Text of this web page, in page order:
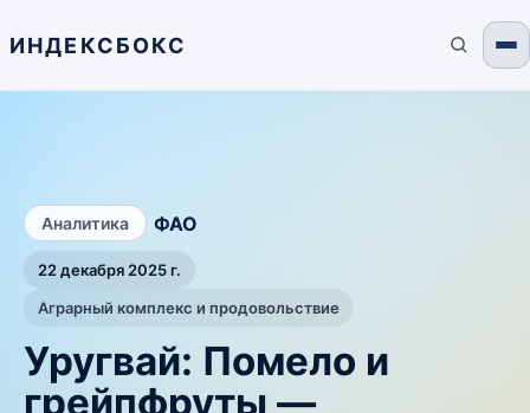
ИНДЕКСБОКС
Аналитика ФАО
22 декабря 2025 г.
Аграрный комплекс и продовольствие
Уругвай: Помело и
грейпфруты —